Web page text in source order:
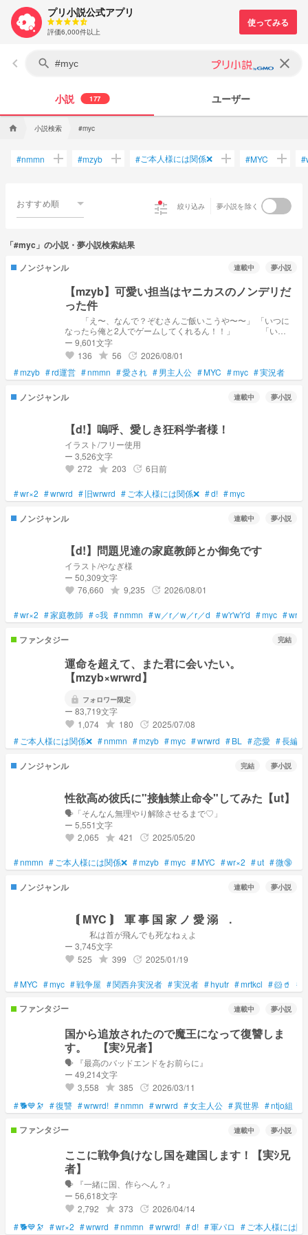
プリ小説公式アプリ
評価6,000件以上
keyboard_arrow_left search clear
小説 177 ユーザー
home 小説検索 #myc
#nmmn add #mzyb add #ご本人様には関係❌ add #MYC add #
おすすめ順 tune 絞り込み 夢小説を除く
「#myc」の小説・夢小説検索結果
ノンジャンル
連載中 夢小説
【mzyb】可愛い担当はヤニカスのノンデリだ
った件
「え〜、なんで？ぞむさんご飯いこうや〜〜」 「いつに
なったら俺と2人でゲームしてくれるん！！」 「い
や〜、やっぱ煙草が1番やわ」 「あ、てか大先生太っ
た？」 「お前っ…ノンデリにも程があるやろ！？」
※ 妄想 ,
ー 9,601文字
favorite 136 grade 56 update 2026/08/01
#mzyb #rd運営 #nmmn #愛され #男主人公 #MYC #myc #実況者
ノンジャンル 連載中 夢小説
【d!】嗚呼、愛しき狂科学者様！
イラスト/フリー使用
ー 3,526文字
favorite 272 grade 203 update 6日前
#wr×2 #wrwrd #旧wrwrd # ご本人様には関係❌ #d! #myc
ノンジャンル 連載中 夢小説
【d!】問題児達の家庭教師とか御免です
イラスト/やなぎ様
ー 50,309文字
favorite 76,660 grade 9,235 update 2026/08/01
#wr×2 #家庭教師 #○我 #nmmn #w／r／w／r／d #w'r'w'r'd #myc #
ファンタジー 完結
運命を超えて、また君に会いたい。
【mzyb×wrwrd】
lock フォロワー限定
ー 83,719文字
favorite 1,074 grade 180 update 2025/07/08
# ご本人様には関係❌ #nmmn #mzyb #myc #wrwrd #BL #恋愛 #長編
ノンジャンル 完結 夢小説
性欲高め彼氏に"接触禁止命令"してみた【ut】
🗣️「そんなん無理やり解除させるまで♡」
ー 5,551文字
favorite 2,065 grade 421 update 2025/05/20
#nmmn #ご本人様には関係❌ #mzyb #myc #MYC #wr×2 #ut #微🔞
ノンジャンル 連載中 夢小説
⟬ MYC ⟭ 軍 事 国 家 ノ 愛 溺 .
私は首が飛んでも死なねぇよ
ー 3,745文字
favorite 525 grade 399 update 2025/01/19
#MYC #myc #戦争屋 #関西弁実況者 #実況者 #hyutr #mrtkcl #🐹🥤 #
ファンタジー 連載中 夢小説
国から追放されたので魔王になって復讐しま
す。 【実ｼ兄者】
🗣️ 『最高のバッドエンドをお前らに』
ー 49,214文字
favorite 3,558 grade 385 update 2026/03/11
#🐕💙🔭 #復讐 #wrwrd! #nmmn #wrwrd #女主人公 #異世界 #ntjo組
ファンタジー 連載中 夢小説
ここに戦争負けなし国を建国します！【実ｼ兄
者】
🗣️ 『一緒に国、作らへん？』
ー 56,618文字
favorite 2,792 grade 373 update 2026/04/14
#🐕💙🔭 #wr×2 #wrwrd #nmmn #wrwrd! #d! #軍パロ # ご本人様には関